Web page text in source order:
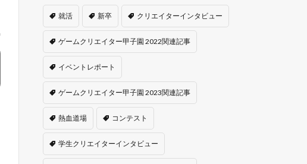
就活 新卒 クリエイターインタビュー
ゲームクリエイター甲子園 2022関連記事
イベントレポート
ゲームクリエイター甲子園 2023関連記事
熱血道場 コンテスト
学生クリエイターインタビュー